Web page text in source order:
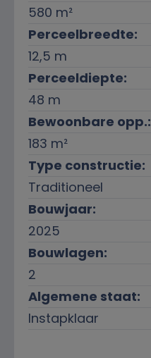
580 m²
Perceelbreedte:
12,5 m
Perceeldiepte:
48 m
Bewoonbare opp.:
183 m²
Type constructie:
Traditioneel
Bouwjaar:
2025
Bouwlagen:
2
Algemene staat:
Instapklaar